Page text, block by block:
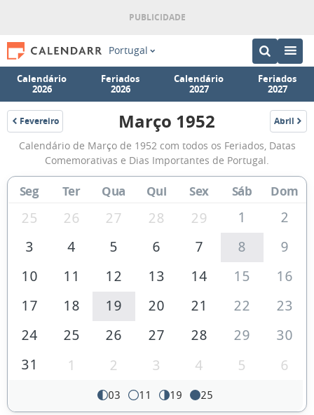
Portugal
Calendário
2026
Feriados
2026
Calendário
2027
Feriados
2027
Fevereiro
1952
Calendário
de
Março
de
1952
Março 1952 Abril
1952
Calendário de Março de 1952 com todos os Feriados, Datas
Comemorativas e Dias Importantes de Portugal.
Seg Ter Qua Qui Sex Sáb Dom
25 26 27 28 29 1
2
3
4 5 6 7 8
9
10
11 12 13 14 15
16
17
18 19 20 21 22
23
24
25 26 27 28 29
30
31
1 2 3 4 5 6
03 11 19 25